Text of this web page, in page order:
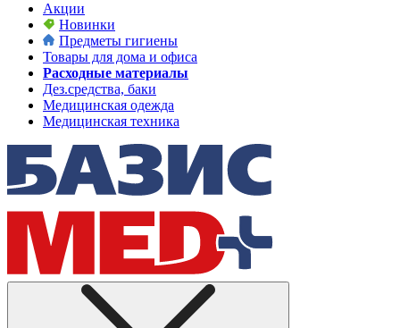
Акции
Новинки
Предметы гигиены
Товары для дома и офиса
Расходные материалы
Дез.средства, баки
Медицинская одежда
Медицинская техника